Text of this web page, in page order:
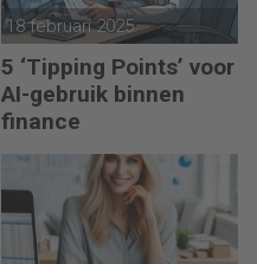
18 februari 2025
5 ‘Tipping Points’ voor
AI-gebruik binnen
finance